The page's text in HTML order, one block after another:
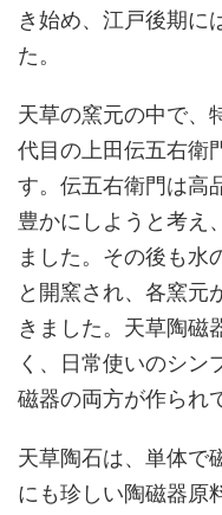
き始め、江戸後期に
た。
天草の窯元の中で、
代目の上田伝五右衛
す。伝五右衛門は高
豊かにしようと考え
ました。その後も水
と開窯され、各窯元
きました。天草陶磁
く、日常使いのシン
磁器の両方が作られ
天草陶石は、単体で
にも珍しい陶磁器原